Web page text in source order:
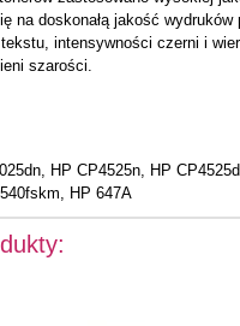
na doskonałą jakość
intensywności czerni i
szarości.
HP CP4525n, HP
HP 647A